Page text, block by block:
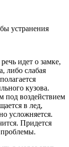
устранения
идет о замке,
либо слабая
кузова.
под воздействием
в лед,
усложняется.
Придется
проблемы.